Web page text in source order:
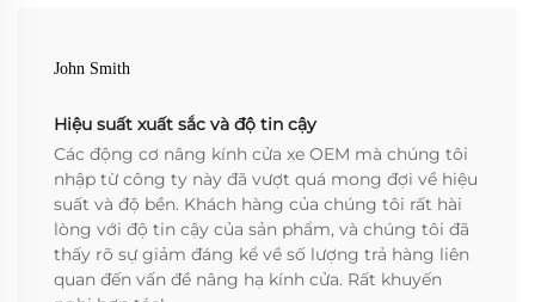
John Smith
Hiệu suất xuất sắc và độ tin cậy
Các động cơ nâng kính cửa xe OEM mà chúng tôi
nhập từ công ty này đã vượt quá mong đợi về hiệu
suất và độ bền. Khách hàng của chúng tôi rất hài
lòng với độ tin cậy của sản phẩm, và chúng tôi đã
thấy rõ sự giảm đáng kể về số lượng trả hàng liên
quan đến vấn đề nâng hạ kính cửa. Rất khuyến